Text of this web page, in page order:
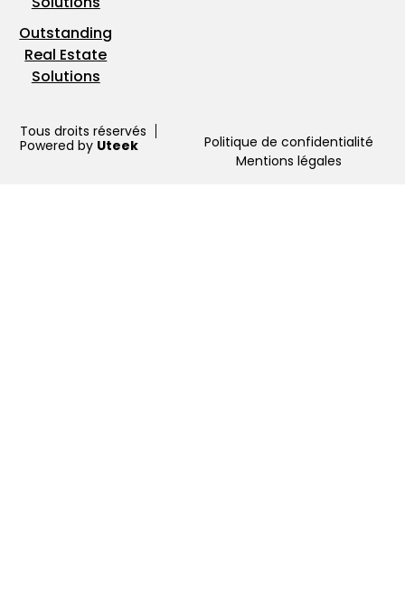
Outstanding
Real Estate
Solutions
Tous droits réservés
Powered by Uteek
Politique de confidentialité
Mentions légales